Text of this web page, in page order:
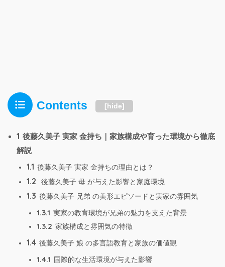
Contents [hide]
1 後藤久美子 実家 金持ち｜家族構成や育った環境から徹底
解説
1.1 後藤久美子 実家 金持ちの理由とは？
1.2 後藤久美子 母 が与えた影響と家庭環境
1.3 後藤久美子 兄弟 の美形エピソードと実家の雰囲気
1.3.1 実家の教育環境が兄弟の魅力を支えた背景
1.3.2 家族構成と雰囲気の特徴
1.4 後藤久美子 娘 の多言語教育と家族の価値観
1.4.1 国際的な生活環境が与えた影響